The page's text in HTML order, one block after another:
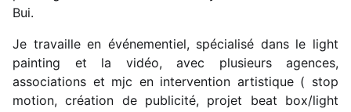
Bui.
Je travaille en événementiel, spécialisé dans le light
painting et la vidéo, avec plusieurs agences,
associations et mjc en intervention artistique ( stop
motion, création de publicité, projet beat box/light